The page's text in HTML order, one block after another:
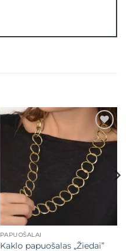
Mėgstamiausias
PAPUOŠALAI
Kaklo papuošalas „Žiedai”